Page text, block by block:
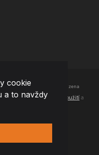
cookie
a to navždy
- Všechna práva vyhrazena
s našimiPodmínky použití a